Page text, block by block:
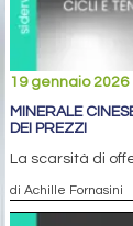
19 gennaio 2026
MINERALE
DEI PREZZI
La scarsità di
di Achille Fornasini